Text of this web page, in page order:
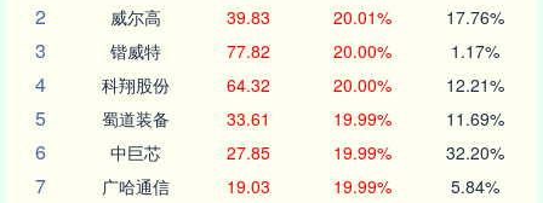
2 威尔高 39.83 20.01% 17.76%
3 锴威特 77.82 20.00% 1.17%
4 科翔股份 64.32 20.00% 12.21%
5 蜀道装备 33.61 19.99% 11.69%
6 中巨芯 27.85 19.99% 32.20%
7 广哈通信 19.03 19.99% 5.84%